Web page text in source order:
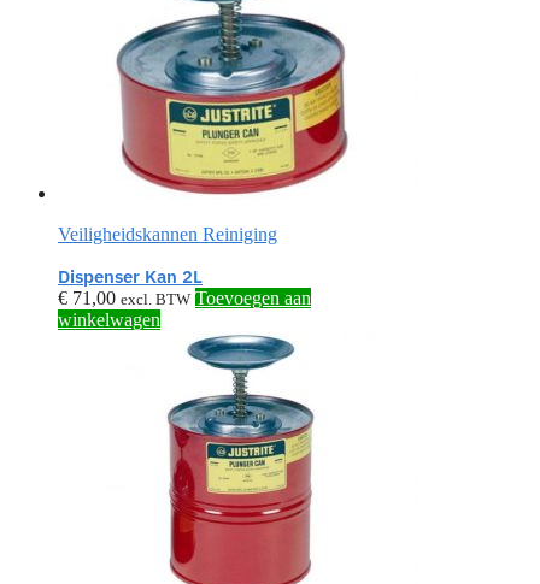
Veiligheidskannen Reiniging
Dispenser Kan 2L
€ 71,00 excl. BTW Toevoegen aan
winkelwagen